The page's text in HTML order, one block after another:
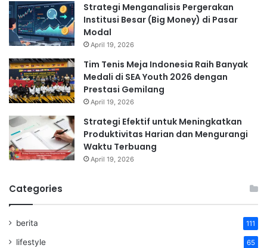
Strategi Menganalisis Pergerakan
Institusi Besar (Big Money) di Pasar
Modal
April 19, 2026
Tim Tenis Meja Indonesia Raih Banyak
Medali di SEA Youth 2026 dengan
Prestasi Gemilang
April 19, 2026
Strategi Efektif untuk Meningkatkan
Produktivitas Harian dan Mengurangi
Waktu Terbuang
April 19, 2026
Categories
berita 111
lifestyle 65